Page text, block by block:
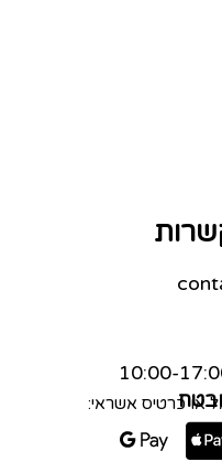
או כרטיס אשראי: